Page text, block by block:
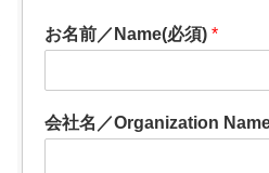
お名前／Name(必須) *
会社名／Organization